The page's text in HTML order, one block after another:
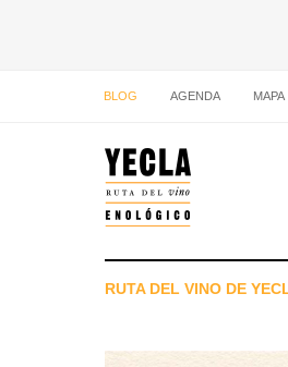
BLOG AGENDA MAPA
RUTA DEL VINO DE